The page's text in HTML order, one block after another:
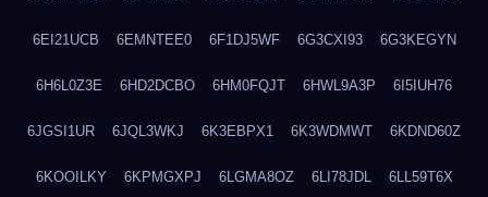
6EI21UCB 6EMNTEE0 6F1DJ5WF 6G3CXI93 6G3KEGYN
6H6L0Z3E 6HD2DCBO 6HM0FQJT 6HWL9A3P 6I5IUH76
6JGSI1UR 6JQL3WKJ 6K3EBPX1 6K3WDMWT 6KDND60Z
6KOOILKY 6KPMGXPJ 6LGMA8OZ 6LI78JDL 6LL59T6X